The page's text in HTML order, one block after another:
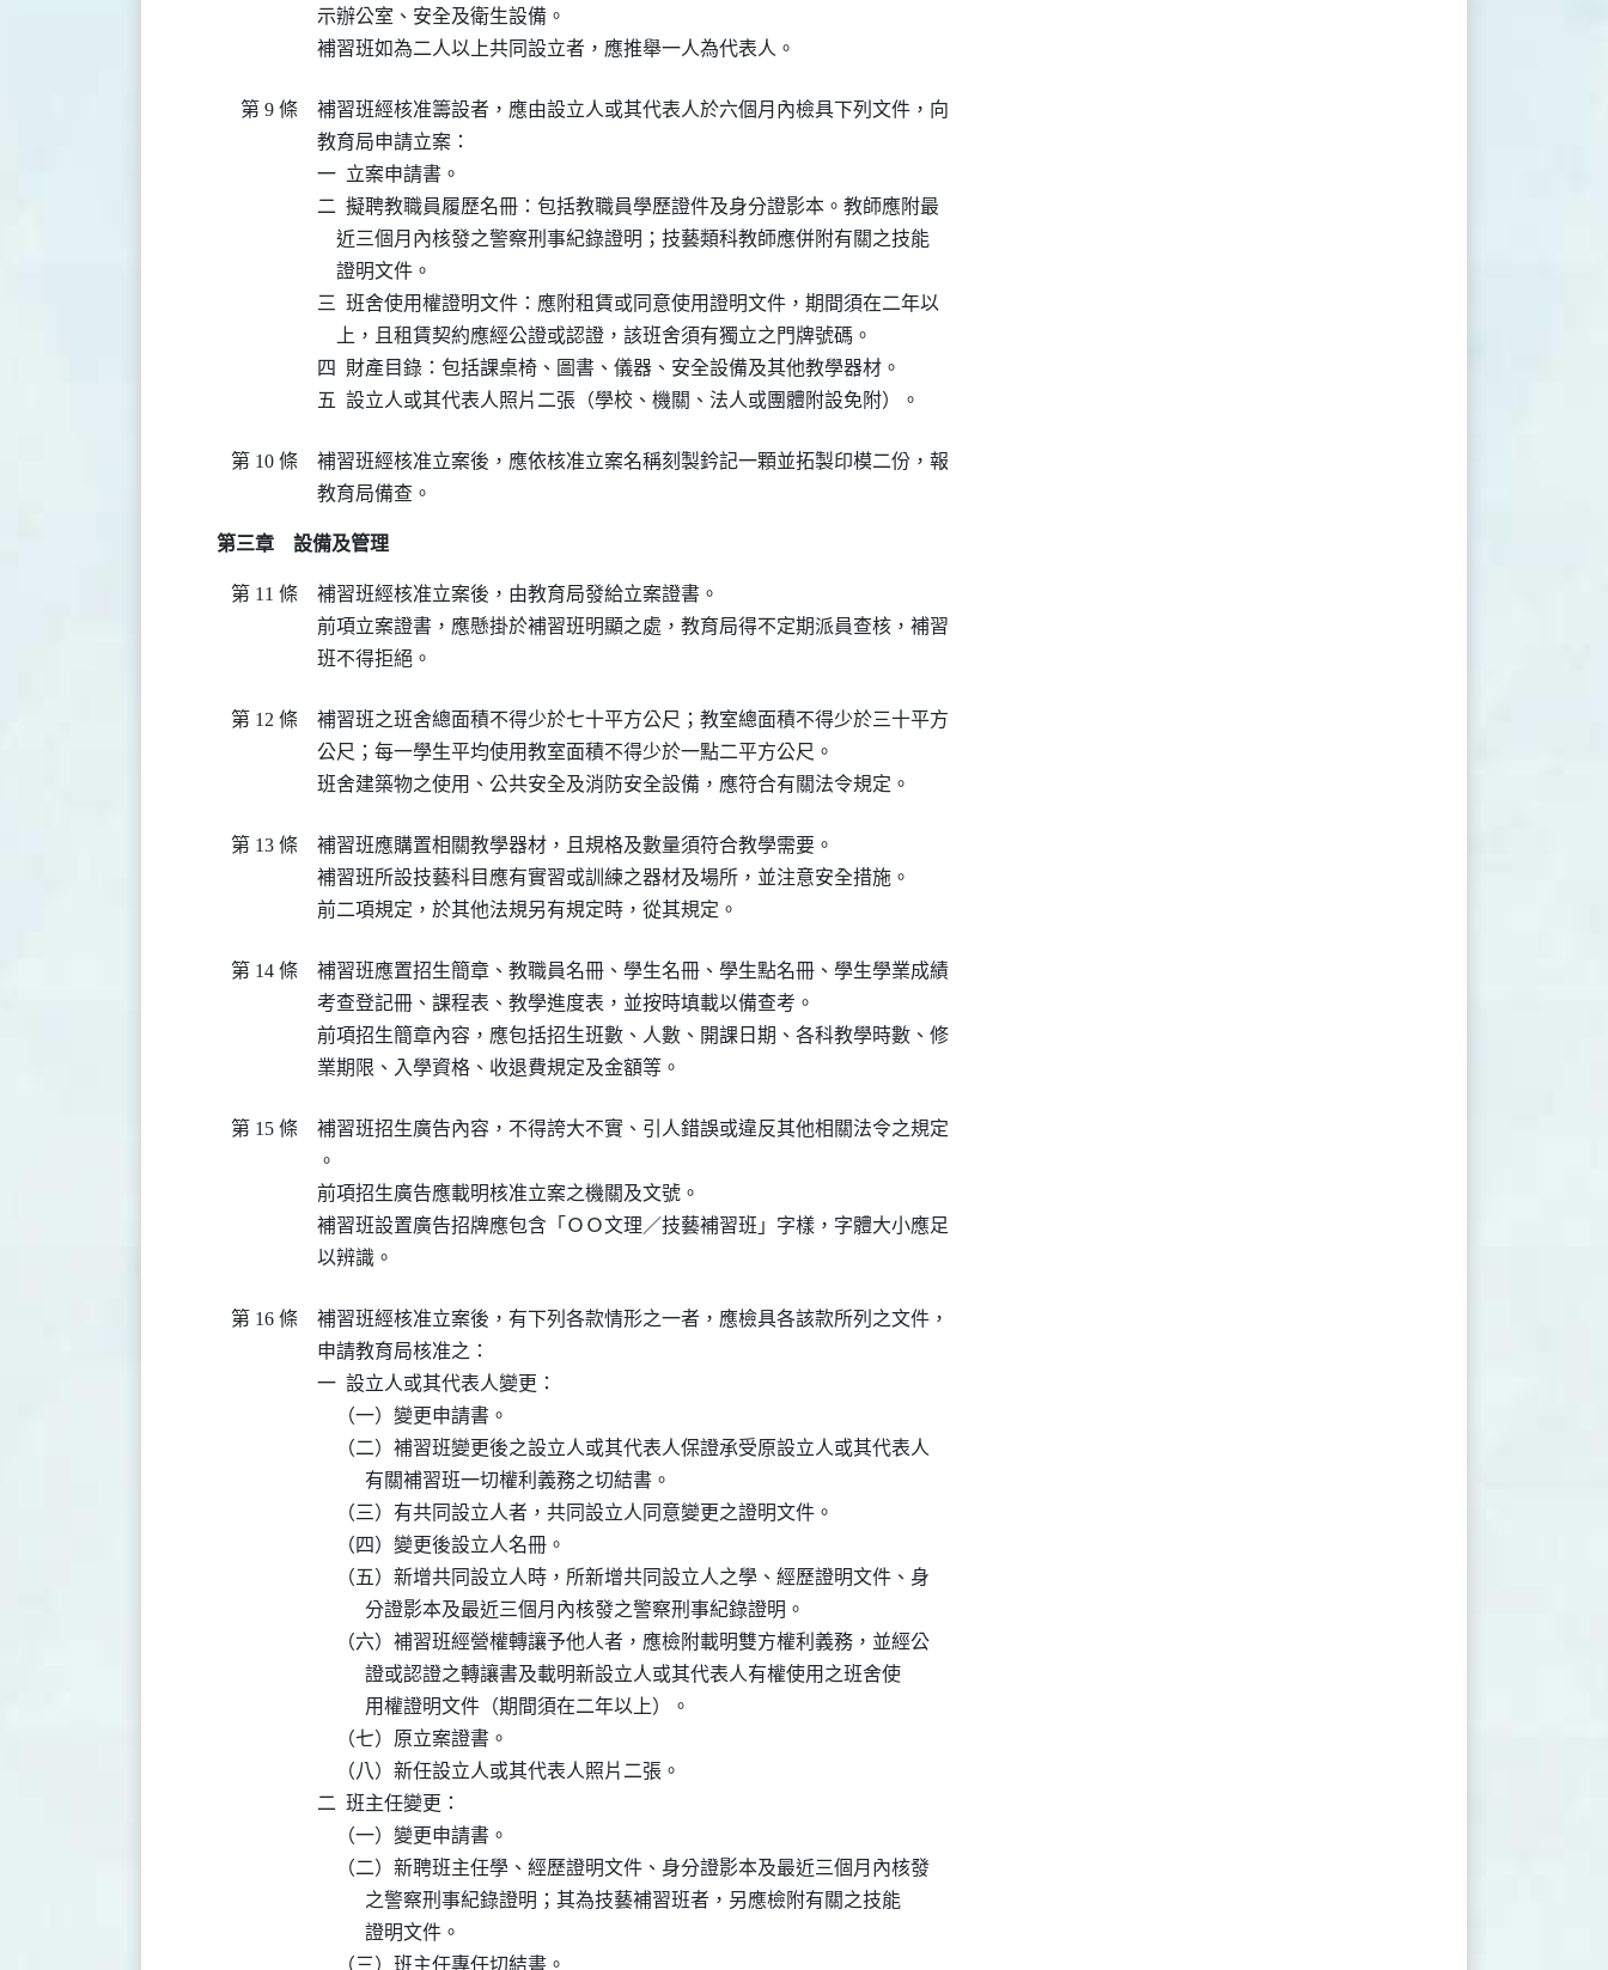
示辦公室、安全及衛生設備。
補習班如為二人以上共同設立者，應推舉一人為代表人。
第 9 條
補習班經核准籌設者，應由設立人或其代表人於六個月內檢具下列文件，向
教育局申請立案：
一  立案申請書。
二  擬聘教職員履歷名冊：包括教職員學歷證件及身分證影本。教師應附最
    近三個月內核發之警察刑事紀錄證明；技藝類科教師應併附有關之技能
    證明文件。
三  班舍使用權證明文件：應附租賃或同意使用證明文件，期間須在二年以
    上，且租賃契約應經公證或認證，該班舍須有獨立之門牌號碼。
四  財產目錄：包括課桌椅、圖書、儀器、安全設備及其他教學器材。
五  設立人或其代表人照片二張（學校、機關、法人或團體附設免附）。
第 10 條
補習班經核准立案後，應依核准立案名稱刻製鈐記一顆並拓製印模二份，報
教育局備查。
第三章 設備及管理
第 11 條
補習班經核准立案後，由教育局發給立案證書。
前項立案證書，應懸掛於補習班明顯之處，教育局得不定期派員查核，補習
班不得拒絕。
第 12 條
補習班之班舍總面積不得少於七十平方公尺；教室總面積不得少於三十平方
公尺；每一學生平均使用教室面積不得少於一點二平方公尺。
班舍建築物之使用、公共安全及消防安全設備，應符合有關法令規定。
第 13 條
補習班應購置相關教學器材，且規格及數量須符合教學需要。
補習班所設技藝科目應有實習或訓練之器材及場所，並注意安全措施。
前二項規定，於其他法規另有規定時，從其規定。
第 14 條
補習班應置招生簡章、教職員名冊、學生名冊、學生點名冊、學生學業成績
考查登記冊、課程表、教學進度表，並按時填載以備查考。
前項招生簡章內容，應包括招生班數、人數、開課日期、各科教學時數、修
業期限、入學資格、收退費規定及金額等。
第 15 條
補習班招生廣告內容，不得誇大不實、引人錯誤或違反其他相關法令之規定
。
前項招生廣告應載明核准立案之機關及文號。
補習班設置廣告招牌應包含「ＯＯ文理／技藝補習班」字樣，字體大小應足
以辨識。
第 16 條
補習班經核准立案後，有下列各款情形之一者，應檢具各該款所列之文件，
申請教育局核准之：
一  設立人或其代表人變更：
    （一）變更申請書。
    （二）補習班變更後之設立人或其代表人保證承受原設立人或其代表人
          有關補習班一切權利義務之切結書。
    （三）有共同設立人者，共同設立人同意變更之證明文件。
    （四）變更後設立人名冊。
    （五）新增共同設立人時，所新增共同設立人之學、經歷證明文件、身
          分證影本及最近三個月內核發之警察刑事紀錄證明。
    （六）補習班經營權轉讓予他人者，應檢附載明雙方權利義務，並經公
          證或認證之轉讓書及載明新設立人或其代表人有權使用之班舍使
          用權證明文件（期間須在二年以上）。
    （七）原立案證書。
    （八）新任設立人或其代表人照片二張。
二  班主任變更：
    （一）變更申請書。
    （二）新聘班主任學、經歷證明文件、身分證影本及最近三個月內核發
          之警察刑事紀錄證明；其為技藝補習班者，另應檢附有關之技能
          證明文件。
    （三）班主任專任切結書。